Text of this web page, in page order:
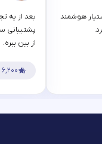
هوشمند
بعد از یه
پشتیبانی
از بین ببره.
۶,۲۰۰